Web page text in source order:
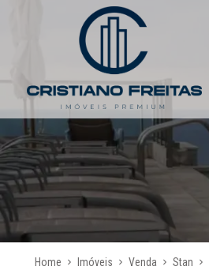
Home Imóveis Venda Stan